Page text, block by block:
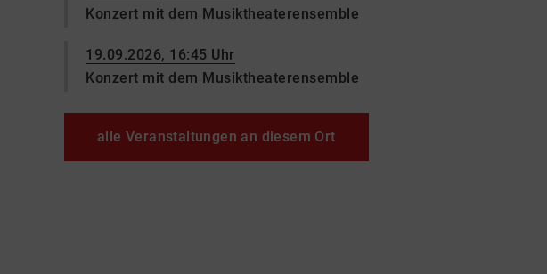
Konzert mit dem Musiktheaterensemble
19.09.2026, 16:45 Uhr
Konzert mit dem Musiktheaterensemble
alle Veranstaltungen an diesem Ort